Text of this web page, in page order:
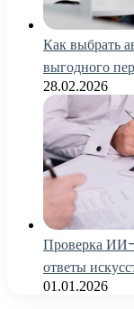
Как выбрать
выгодного
28.02.2026
Проверка ИИ-
ответы
01.01.2026